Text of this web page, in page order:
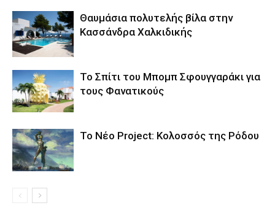
Θαυμάσια πολυτελής βίλα στην
Κασσάνδρα Χαλκιδικής
Το Σπίτι του Μπομπ Σφουγγαράκι για
τους Φανατικούς
Το Νέο Project: Κολοσσός της Ρόδου